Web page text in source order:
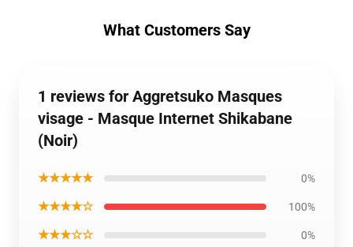
What Customers Say
1 reviews for Aggretsuko Masques
visage - Masque Internet Shikabane
(Noir)
★★★★★ 0%
★★★★☆ 100%
★★★☆☆ 0%